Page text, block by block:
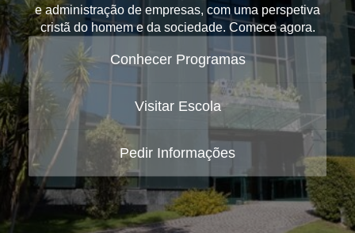
e administração de empresas, com uma perspetiva
cristã do homem e da sociedade. Comece agora.
Conhecer Programas
Visitar Escola
Pedir Informações